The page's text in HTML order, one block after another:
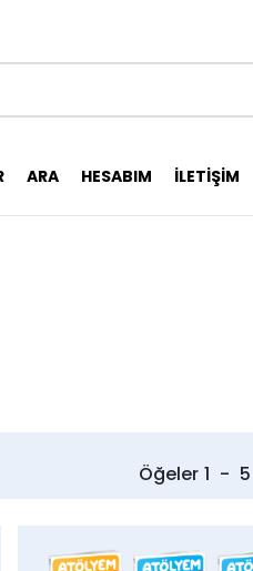
ARA HESABIM İLETIŞIM
Öğeler 1 - 5
AddToWishlist